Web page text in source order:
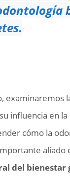
examinaremos
influencia en la
cómo la
aliado
del bienestar